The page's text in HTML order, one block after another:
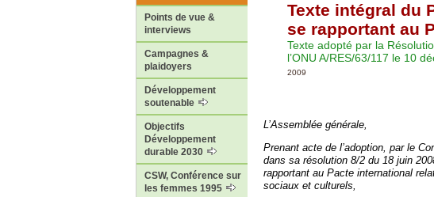
Points de vue &
interviews
Campagnes &
plaidoyers
Développement
soutenable
Objectifs
Développement
durable 2030
CSW, Conférence sur
les femmes 1995
Texte intégral du
se rapportant au
Texte adopté par la
l’ONU A/RES/63/117 le 10
2009
L’Assemblée générale,
Prenant acte de l’adoption, par le
dans sa résolution 8/2 du 18 juin
rapportant au Pacte international
sociaux et culturels,